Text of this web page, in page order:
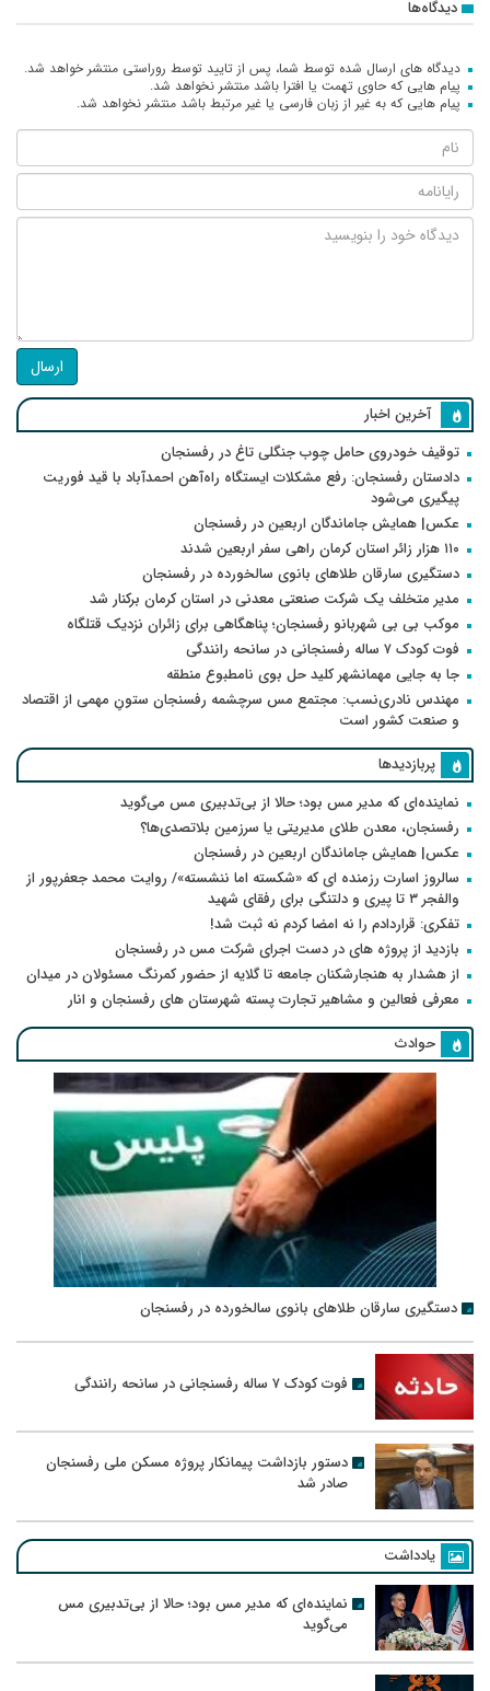
دیدگاه‌ها
دیدگاه های ارسال شده توسط شما، پس از تایید توسط روراستی منتشر خواهد شد.
پیام هایی که حاوی تهمت یا افترا باشد منتشر نخواهد شد.
پیام هایی که به غیر از زبان فارسی یا غیر مرتبط باشد منتشر نخواهد شد.
ارسال
آخرین اخبار
توقیف خودروی حامل چوب جنگلی تاغ در رفسنجان
دادستان رفسنجان: رفع مشکلات ایستگاه راه‌آهن احمدآباد با قید فوریت
پیگیری می‌شود
عکس| همایش جاماندگان اربعین در رفسنجان
۱۱۰ هزار زائر استان کرمان راهی سفر اربعین شدند
دستگیری سارقان طلاهای بانوی سالخورده در رفسنجان
مدیر متخلف یک شرکت صنعتی معدنی در استان کرمان برکنار شد
موکب بی بی شهربانو رفسنجان؛ پناهگاهی برای زائران نزدیک قتلگاه
فوت کودک ۷ ساله رفسنجانی در سانحه رانندگی
جا به جایی مهمانشهر کلید حل بوی نامطبوع منطقه
مهندس نادری‌نسب: مجتمع مس سرچشمه رفسنجان ستونِ مهمی از اقتصاد
و صنعت کشور است
پربازدیدها
نماینده‌ای که مدیر مس بود؛ حالا از بی‌تدبیری مس می‌گوید
رفسنجان، معدن طلای مدیریتی یا سرزمین بلاتصدی‌ها؟
عکس| همایش جاماندگان اربعین در رفسنجان
سالروز اسارت رزمنده ای که «شکسته اما ننشسته»/ روایت محمد جعفرپور از
والفجر ۳ تا پیری و دلتنگی برای رفقای شهید
تفکری: قراردادم را نه امضا کردم نه ثبت شد!
بازدید از پروژه های در دست اجرای شرکت مس در رفسنجان
از هشدار به هنجارشکنان جامعه تا گلایه از حضور کمرنگ مسئولان در میدان
معرفی فعالین و مشاهیر تجارت پسته شهرستان های رفسنجان و انار
حوادث
دستگیری سارقان طلاهای بانوی سالخورده در رفسنجان
فوت کودک ۷ ساله رفسنجانی در سانحه رانندگی
دستور بازداشت پیمانکار پروژه مسکن ملی رفسنجان
صادر شد
یادداشت
نماینده‌ای که مدیر مس بود؛ حالا از بی‌تدبیری مس
می‌گوید